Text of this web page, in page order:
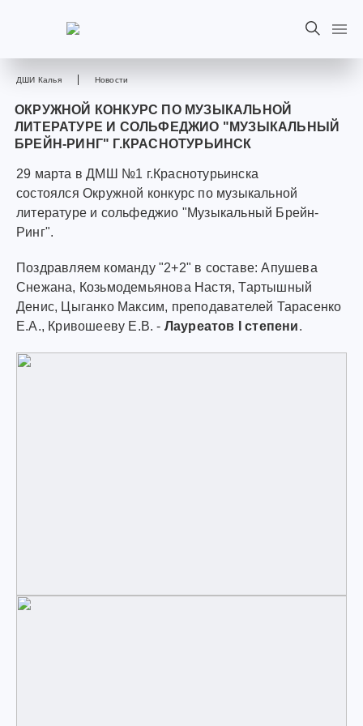
ДШИ Калья Новости
ОКРУЖНОЙ КОНКУРС ПО МУЗЫКАЛЬНОЙ
ЛИТЕРАТУРЕ И СОЛЬФЕДЖИО "МУЗЫКАЛЬНЫЙ
БРЕЙН-РИНГ" Г.КРАСНОТУРЬИНСК
29 марта в ДМШ №1 г.Краснотурьинска
состоялся Окружной конкурс по музыкальной
литературе и сольфеджио "Музыкальный Брейн-
Ринг".
Поздравляем команду "2+2" в составе: Апушева
Снежана, Козьмодемьянова Настя, Тартышный
Денис, Цыганко Максим, преподавателей Тарасенко
Е.А., Кривошееву Е.В. - Лауреатов I степени.